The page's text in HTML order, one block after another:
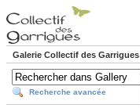
Galerie Collectif des Garrigues
Recherche avancée